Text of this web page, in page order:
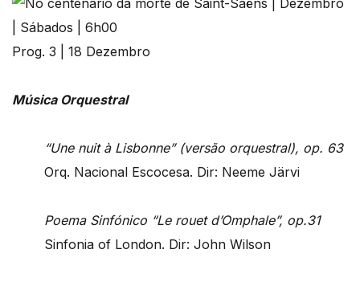
Prog. 3 | 18 Dezembro
Música Orquestral
“Une nuit à Lisbonne” (versão orquestral), op. 63
Orq. Nacional Escocesa. Dir: Neeme Järvi
Poema Sinfónico “Le rouet d’Omphale”, op.31
Sinfonia of London. Dir: John Wilson